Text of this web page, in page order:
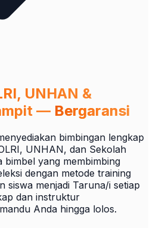
UNHAN &
— Bergaransi
bimbingan lengkap
UNHAN, dan Sekolah
bimbel yang membimbing
dengan metode training
siswa menjadi Taruna/i setiap
dan instruktur
Anda hingga lolos.